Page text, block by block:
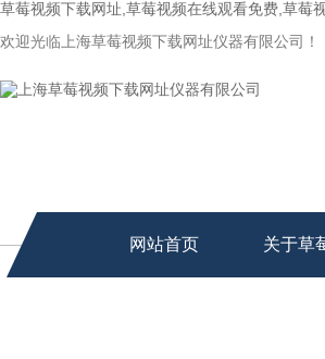
草莓视频下载网址,草莓视频在线观看免费,草莓
欢迎光临上海草莓视频下载网址仪器有限公司！
网站首页 关于草